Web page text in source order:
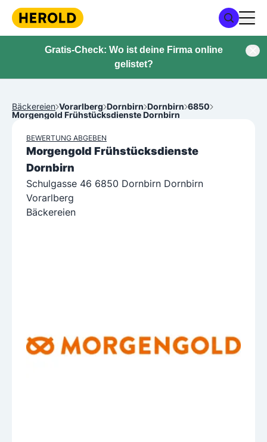
Gratis-Check: Wo ist deine Firma online
gelistet?
Bäckereien Vorarlberg Dornbirn Dornbirn 6850
Morgengold Frühstücksdienste Dornbirn
BEWERTUNG ABGEBEN
Morgengold Frühstücksdienste
Dornbirn
Schulgasse 46 6850 Dornbirn Dornbirn
Vorarlberg
Bäckereien